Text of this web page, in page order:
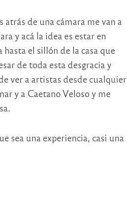
atrás de una cámara me van a
y acá la idea es estar en
el sillón de la casa que
de toda esta desgracia y
ver a artistas desde cualquier
y a Caetano Veloso y me
sea una experiencia, casi una